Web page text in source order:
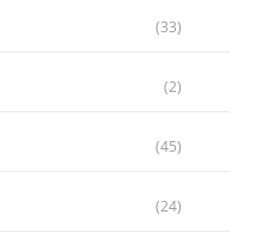
(33)
(2)
(45)
(24)